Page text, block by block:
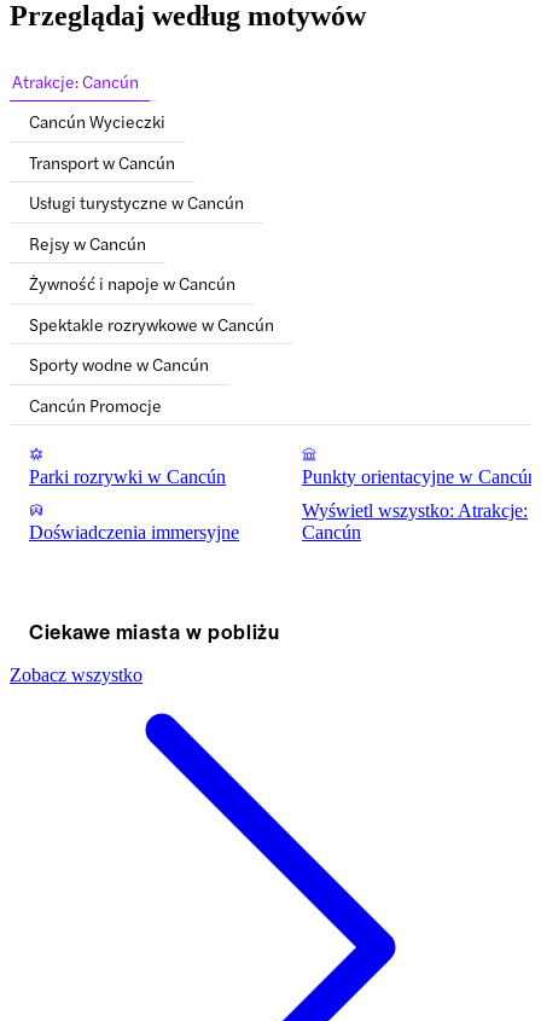
Przeglądaj według motywów
Atrakcje: Cancún
Cancún Wycieczki
Transport w Cancún
Usługi turystyczne w Cancún
Rejsy w Cancún
Żywność i napoje w Cancún
Spektakle rozrywkowe w Cancún
Sporty wodne w Cancún
Cancún Promocje
Parki rozrywki w Cancún Punkty orientacyjne w Cancún
Doświadczenia immersyjne
Wyświetl wszystko: Atrakcje:
Cancún
Ciekawe miasta w pobliżu
Zobacz wszystko